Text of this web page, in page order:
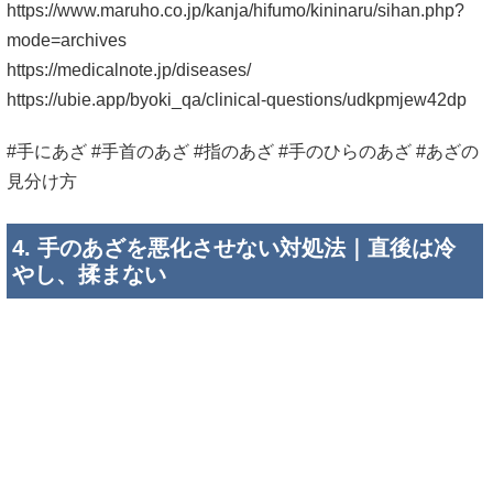
https://www.maruho.co.jp/kanja/hifumo/kininaru/sihan.php?
mode=archives
https://medicalnote.jp/diseases/
https://ubie.app/byoki_qa/clinical-questions/udkpmjew42dp
#手にあざ #手首のあざ #指のあざ #手のひらのあざ #あざの
見分け方
4. 手のあざを悪化させない対処法｜直後は冷
やし、揉まない